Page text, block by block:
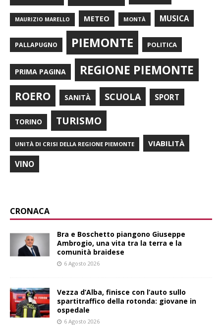
MAURIZIO MARELLO METEO MONTÀ MUSICA
PALLAPUGNO PIEMONTE POLITICA
PRIMA PAGINA REGIONE PIEMONTE
ROERO SANITÀ SCUOLA SPORT
TORINO TURISMO
UNITÀ DI CRISI DELLA REGIONE PIEMONTE VIABILITÀ
VINO
CRONACA
Bra e Boschetto piangono Giuseppe
Ambrogio, una vita tra la terra e la
comunità braidese
6 Agosto 2026
Vezza d’Alba, finisce con l’auto sullo
spartitraffico della rotonda: giovane in
ospedale
6 Agosto 2026